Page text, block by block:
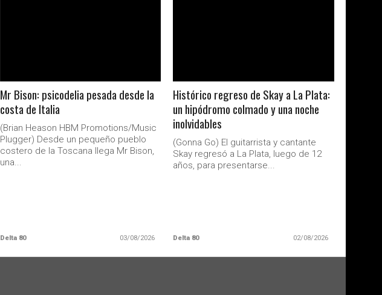
Mr Bison: psicodelia pesada desde la
costa de Italia
(Brian Heason HBM Promotions/Music
Plugger) Desde un pequeño pueblo
costero de la Toscana llega Mr Bison,
una...
Delta 80 03/08/2026
Histórico regreso de Skay a La Plata:
un hipódromo colmado y una noche
inolvidables
(Gonna Go) El guitarrista y cantante
Skay regresó a La Plata, luego de 12
años, para presentarse...
Delta 80 02/08/2026